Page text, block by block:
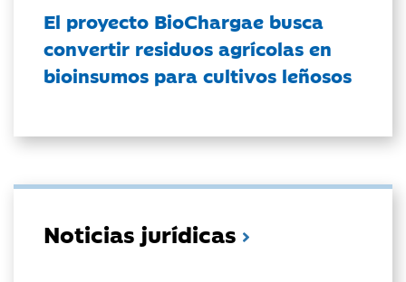
El proyecto BioChargae busca
convertir residuos agrícolas en
bioinsumos para cultivos leñosos
Noticias jurídicas